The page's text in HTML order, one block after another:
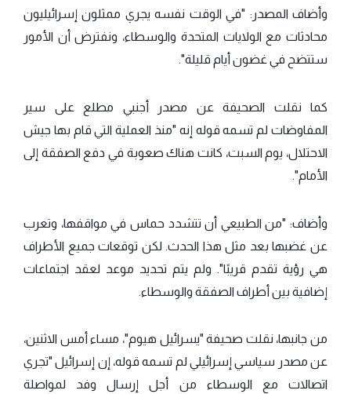
وأضاف المصدر: "في الوقت نفسه يجري ممثلون إسرائيليون
محادثات مع الولايات المتحدة والوسطاء، ونفترض أن الأمور
ستتضح في غضون أيام قليلة".
كما نقلت الصحيفة عن مصدر أجنبي مطلع على سير
المفاوضات لم تسمه قوله إنه "منذ العملية التي قام بها جيش
الاحتلال، يوم السبت، كانت هناك صعوبة في دفع الصفقة إلى
الأمام".
وأضاف: "من الطبيعي أن تتشدد حماس في مواقفها، وتعرب
عن غضبها بعد مثل هذا الحدث. لكن توقعات جميع الأطراف
هي رؤية تقدم قريبًا". ولم يتم تحديد موعد لعقد اجتماعات
إضافية بين أطراف الصفقة والوسطاء.
من جانبها، نقلت صحيفة "يسرائيل هيوم"، مساء أمس الاثنين،
عن مصدر سياسي إسرائيلي لم تسمه قوله، إن إسرائيل "تجري
اتصالات مع الوسطاء من أجل إرسال وفد لمواصلة